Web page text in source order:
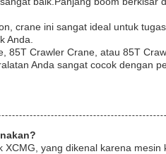
crane ini sangat ideal untuk
Anda.
85T Crawler Crane, atau 85T
Anda sangat cocok dengan
yang dikenal karena mesin